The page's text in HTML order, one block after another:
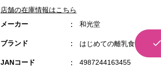
店舗の在庫情報はこちら
メーカー 和光堂
ブランド はじめての離乳食
JANコード
4987244163455